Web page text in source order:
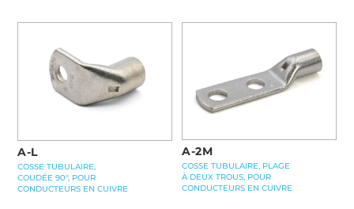
A-L
COSSE TUBULAIRE,
COUDÉE 90°, POUR
CONDUCTEURS EN CUIVRE
A-2M
COSSE TUBULAIRE, PLAGE
À DEUX TROUS, POUR
CONDUCTEURS EN CUIVRE